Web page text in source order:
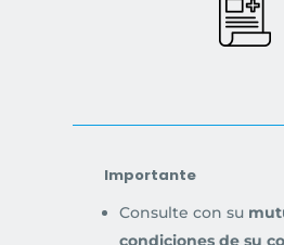
Importante
Consulte con su
condiciones de su